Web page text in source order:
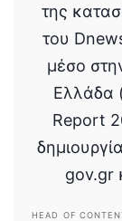
της
του
μέσο
Ελλάδα
Report
gov.gr
HEAD OF